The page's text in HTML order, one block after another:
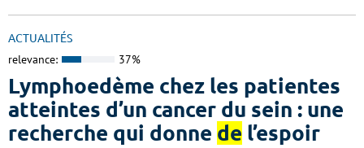
ACTUALITÉS
relevance: 37%
Lymphoedème chez les patientes
atteintes d’un cancer du sein : une
recherche qui donne de l’espoir